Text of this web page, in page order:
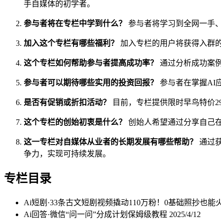
手自媒体的初学者。
参与者将在专栏中学到什么？ 参与者将学习到全网一手
加入这个专栏有哪些福利？ 加入专栏的用户将获得入群
这个专栏如何帮助参与者提高成功率？ 通过分析成功案
参与者可以期待哪些实用的投资回报？ 参与者在掌握AI
是否有促销或折扣活动？ 目前，专栏提供限时早鸟特价
这个专栏的创始初衷是什么？ 创始人希望通过分享自己
这一专栏对自媒体从业者的长期发展有哪些帮助？
通过
争力，实现可持续发展。
专栏目录
Ai短剧·33条古文短剧视频撬动110万粉！0基础照抄也
Ai回答·微信“问一问”分成计划保姆级教程 2025/4/12